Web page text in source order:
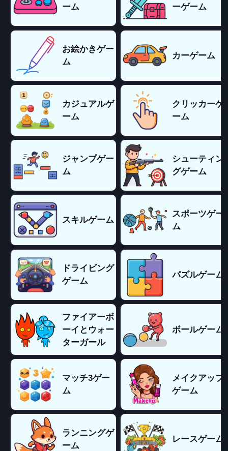
ーム ーゲーム
お絵かきゲー
ム
カーゲーム
カジュアルゲ
ーム
クリッカーゲ
ーム
ジャンプゲー
ム
シューティン
グゲーム
スキルゲーム
スポーツゲー
ム
ドライビング
ゲーム
パズルゲーム
ファイアーボ
ーイとウォー
ターガール
ボールゲーム
マッチ3ゲー
ム
メイクアップ
ゲーム
ランニングゲ
ーム
レースゲーム